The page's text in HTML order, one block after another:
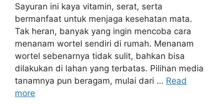
Sayuran ini kaya vitamin, serat, serta
bermanfaat untuk menjaga kesehatan mata.
Tak heran, banyak yang ingin mencoba cara
menanam wortel sendiri di rumah. Menanam
wortel sebenarnya tidak sulit, bahkan bisa
dilakukan di lahan yang terbatas. Pilihan media
tanamnya pun beragam, mulai dari … Read
more